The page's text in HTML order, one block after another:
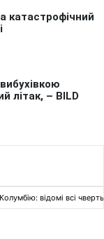
відомі всі